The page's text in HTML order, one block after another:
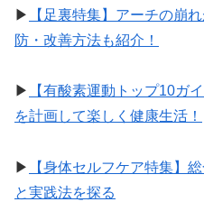
▶︎
【足裏特集】アーチの崩
防・改善方法も紹介！
▶︎
【有酸素運動トップ10ガ
を計画して楽しく健康生活！
▶︎
【身体セルフケア特集】
と実践法を探る